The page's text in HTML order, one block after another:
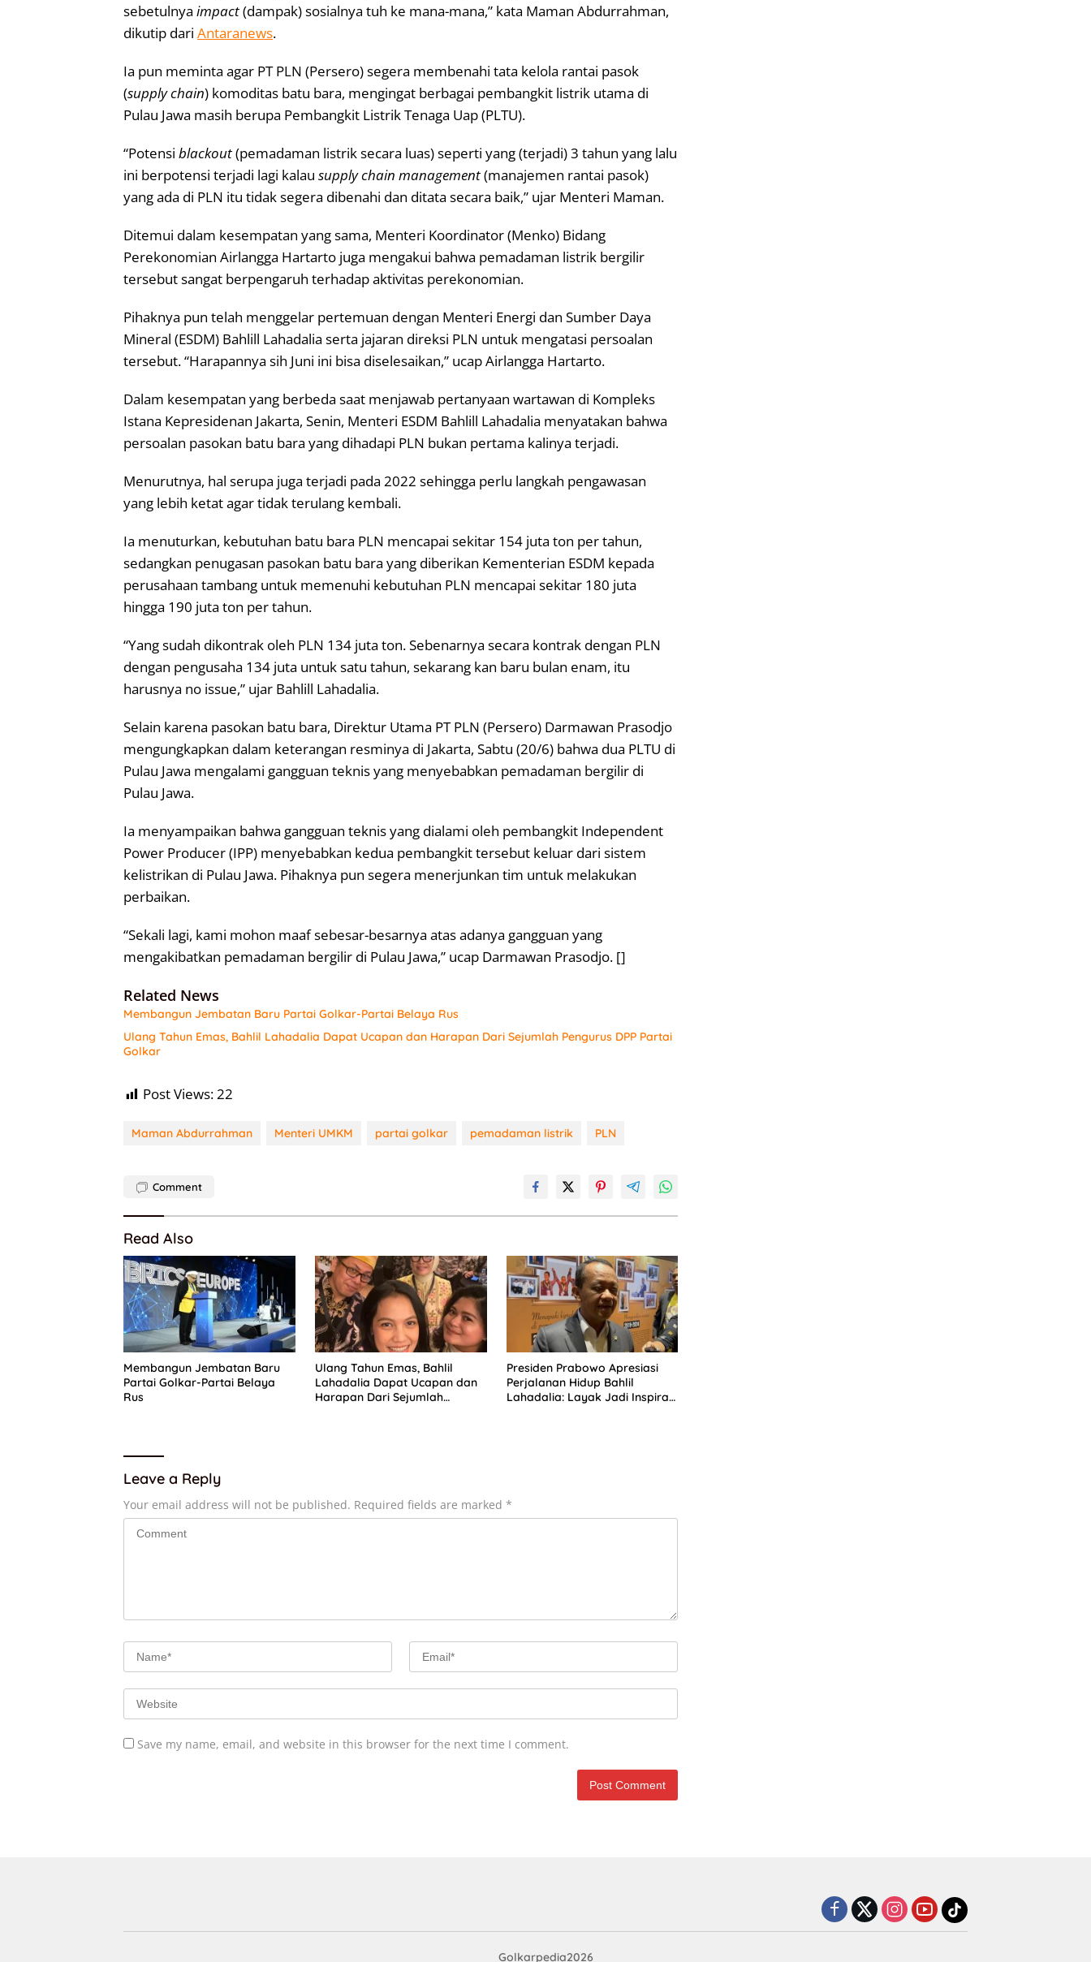
sebetulnya impact(dampak) sosialnya tuh ke mana-mana,” kata Maman Abdurrahman,
dikutip dari Antaranews.
Ia pun meminta agar PT PLN (Persero) segera membenahi tata kelola rantai pasok
(supply chain) komoditas batu bara, mengingat berbagai pembangkit listrik utama di
Pulau Jawa masih berupa Pembangkit Listrik Tenaga Uap (PLTU).
“Potensi blackout(pemadaman listrik secara luas) seperti yang (terjadi) 3 tahun yang lalu
ini berpotensi terjadi lagi kalau supply chain management(manajemen rantai pasok)
yang ada di PLN itu tidak segera dibenahi dan ditata secara baik,” ujar Menteri Maman.
Ditemui dalam kesempatan yang sama, Menteri Koordinator (Menko) Bidang
Perekonomian Airlangga Hartarto juga mengakui bahwa pemadaman listrik bergilir
tersebut sangat berpengaruh terhadap aktivitas perekonomian.
Pihaknya pun telah menggelar pertemuan dengan Menteri Energi dan Sumber Daya
Mineral (ESDM) Bahlill Lahadalia serta jajaran direksi PLN untuk mengatasi persoalan
tersebut. “Harapannya sih Juni ini bisa diselesaikan,” ucap Airlangga Hartarto.
Dalam kesempatan yang berbeda saat menjawab pertanyaan wartawan di Kompleks
Istana Kepresidenan Jakarta, Senin, Menteri ESDM Bahlill Lahadalia menyatakan bahwa
persoalan pasokan batu bara yang dihadapi PLN bukan pertama kalinya terjadi.
Menurutnya, hal serupa juga terjadi pada 2022 sehingga perlu langkah pengawasan
yang lebih ketat agar tidak terulang kembali.
Ia menuturkan, kebutuhan batu bara PLN mencapai sekitar 154 juta ton per tahun,
sedangkan penugasan pasokan batu bara yang diberikan Kementerian ESDM kepada
perusahaan tambang untuk memenuhi kebutuhan PLN mencapai sekitar 180 juta
hingga 190 juta ton per tahun.
“Yang sudah dikontrak oleh PLN 134 juta ton. Sebenarnya secara kontrak dengan PLN
dengan pengusaha 134 juta untuk satu tahun, sekarang kan baru bulan enam, itu
harusnya no issue,” ujar Bahlill Lahadalia.
Selain karena pasokan batu bara, Direktur Utama PT PLN (Persero) Darmawan Prasodjo
mengungkapkan dalam keterangan resminya di Jakarta, Sabtu (20/6) bahwa dua PLTU di
Pulau Jawa mengalami gangguan teknis yang menyebabkan pemadaman bergilir di
Pulau Jawa.
Ia menyampaikan bahwa gangguan teknis yang dialami oleh pembangkit Independent
Power Producer (IPP) menyebabkan kedua pembangkit tersebut keluar dari sistem
kelistrikan di Pulau Jawa. Pihaknya pun segera menerjunkan tim untuk melakukan
perbaikan.
“Sekali lagi, kami mohon maaf sebesar-besarnya atas adanya gangguan yang
mengakibatkan pemadaman bergilir di Pulau Jawa,” ucap Darmawan Prasodjo. []
Related News
Membangun Jembatan Baru Partai Golkar-Partai Belaya Rus
Ulang Tahun Emas, Bahlil Lahadalia Dapat Ucapan dan Harapan Dari Sejumlah Pengurus DPP Partai
Golkar
Post Views:22
Maman Abdurrahman Menteri UMKM partai golkar pemadaman listrik PLN
Comment
Read Also
Membangun Jembatan Baru
Partai Golkar-Partai Belaya
Rus
Ulang Tahun Emas, Bahlil
Lahadalia Dapat Ucapan dan
Harapan Dari Sejumlah
Presiden Prabowo Apresiasi
Perjalanan Hidup Bahlil
Lahadalia: Layak Jadi Inspirasi
Leave a Reply
Your email address will not be published. Required fields are marked *
Save my name, email, and website in this browser for the next time I comment.
Golkarpedia2026